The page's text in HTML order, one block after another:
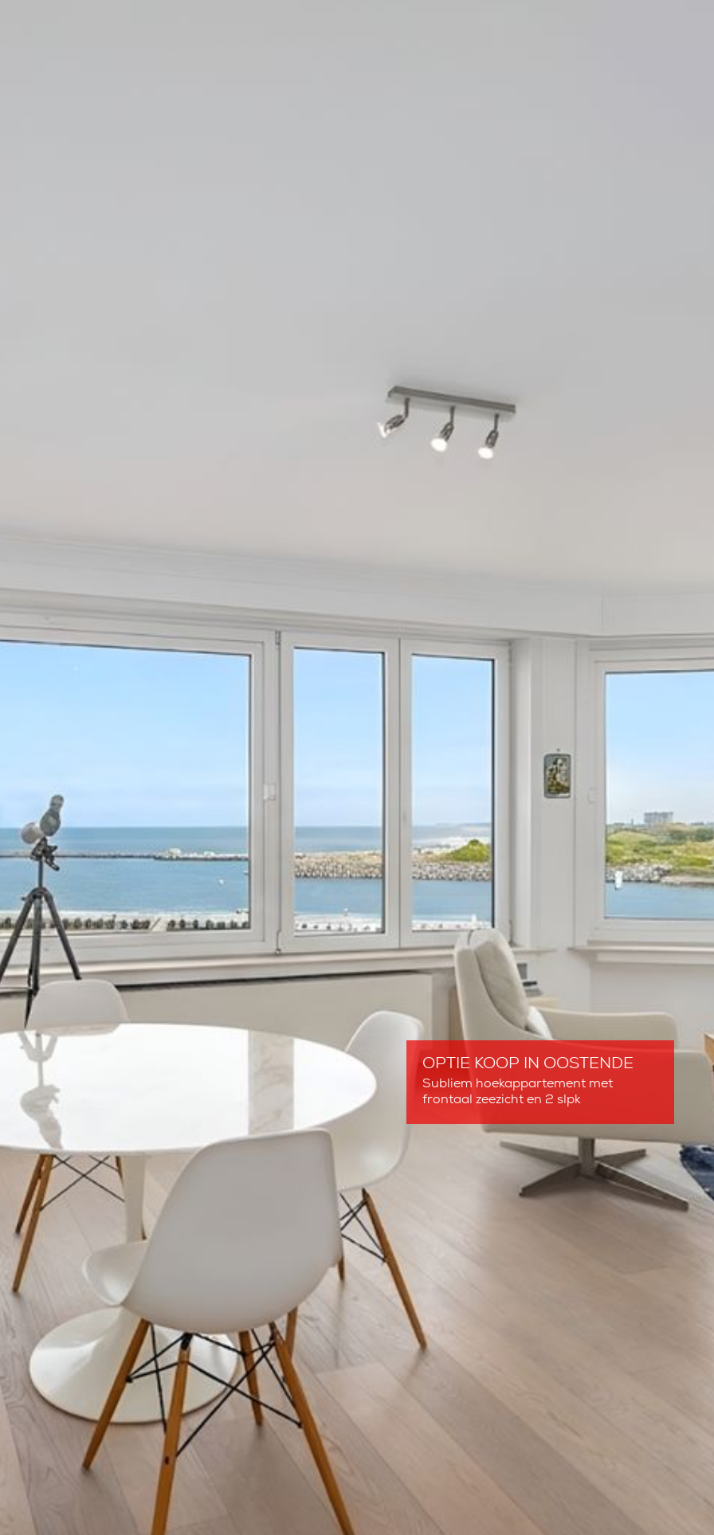
OPTIE KOOP IN OOSTENDE
Subliem hoekappartement met
frontaal zeezicht en 2 slpk